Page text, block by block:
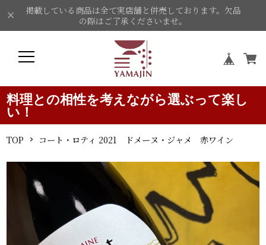
掲載している商品は全て実店舗と併売しております。欠品
の際はご了承くださいませ。
料理との相性を考えながら選ぶって楽し
い！
TOP コート・ロティ 2021 ドメーヌ・ジャメ 赤ワイン